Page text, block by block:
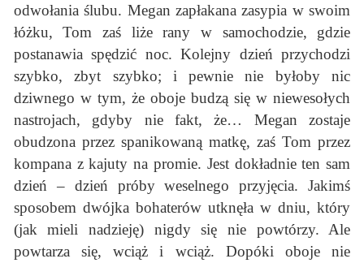
odwołania ślubu. Megan zapłakana zasypia w swoim
łóżku, Tom zaś liże rany w samochodzie, gdzie
postanawia spędzić noc. Kolejny dzień przychodzi
szybko, zbyt szybko; i pewnie nie byłoby nic
dziwnego w tym, że oboje budzą się w niewesołych
nastrojach, gdyby nie fakt, że… Megan zostaje
obudzona przez spanikowaną matkę, zaś Tom przez
kompana z kajuty na promie. Jest dokładnie ten sam
dzień – dzień próby weselnego przyjęcia. Jakimś
sposobem dwójka bohaterów utknęła w dniu, który
(jak mieli nadzieję) nigdy się nie powtórzy. Ale
powtarza się, wciąż i wciąż. Dopóki oboje nie